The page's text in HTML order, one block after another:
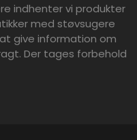
indhenter vi produkter
med støvsugere
give information om
Der tages forbehold